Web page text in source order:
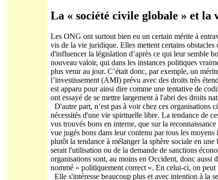
La « société civile globale » et
Les ONG ont surtout bien eu un certain mérite à
vis de la vie juridique. Elles mettent certains obstacles
d'influencer la législation d’après ce qui leur semble
nouveau valoir, qui dans les instances politiques
plus venir au jour. C’était donc, par exemple, un
l’investissement (AMI) prévu avec des droits très
est apparu pour ainsi dire comme une tentative de
ont essayé de se mettre largement à l'abri des droits
D'autre part, n’est pas à voir chez ces organisations
nécessités d'une vie spirituelle libre. La tendance de
vus trouvés bons en interne, que sur la
vue jugés bons dans leur contenu par tous les
plutôt la tendance à mélanger la sphère sociale en
serait l'utilisation ou de la demande de sanctions
organisations sont, au moins en Occident, donc aussi
nommé « politiquement correct ». En celui-ci, on
Elle s'intéresse beaucoup plus et avec intention à la